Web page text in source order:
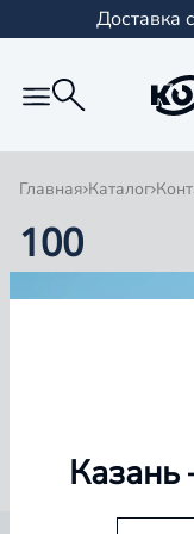
Доставка
Главная Каталог
100
Казань